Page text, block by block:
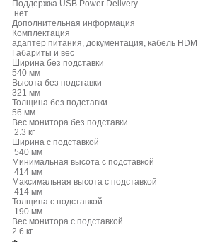
Поддержка USB Power Delivery
нет
Дополнительная информация
Комплектация
адаптер питания, документация, кабель
Габариты и вес
Ширина без подставки
540 мм
Высота без подставки
321 мм
Толщина без подставки
56 мм
Вес монитора без подставки
2.3 кг
Ширина с подставкой
540 мм
Минимальная высота с подставкой
414 мм
Максимальная высота с подставкой
414 мм
Толщина с подставкой
190 мм
Вес монитора с подставкой
2.6 кг